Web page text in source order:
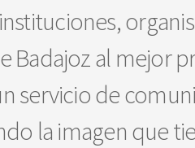
Badajoz al mejor
servicio de
la imagen que